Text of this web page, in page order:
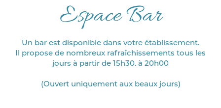
Espace Bar
Un bar est disponible dans votre établissement.
Il propose de nombreux rafraîchissements tous les
jours à partir de 15h30. à 20h00
(Ouvert uniquement aux beaux jours)